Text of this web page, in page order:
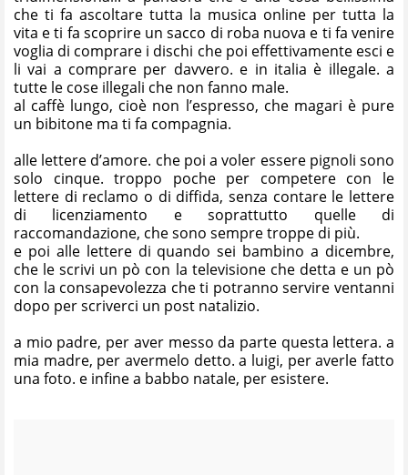
che ti fa ascoltare tutta la musica online per tutta la
vita e ti fa scoprire un sacco di roba nuova e ti fa venire
voglia di comprare i dischi che poi effettivamente esci e
li vai a comprare per davvero. e in italia è illegale. a
tutte le cose illegali che non fanno male.
al caffè lungo, cioè non l’espresso, che magari è pure
un bibitone ma ti fa compagnia.
alle lettere d’amore. che poi a voler essere pignoli sono
solo cinque. troppo poche per competere con le
lettere di reclamo o di diffida, senza contare le lettere
di licenziamento e soprattutto quelle di
raccomandazione, che sono sempre troppe di più.
e poi alle lettere di quando sei bambino a dicembre,
che le scrivi un pò con la televisione che detta e un pò
con la consapevolezza che ti potranno servire ventanni
dopo per scriverci un post natalizio.
a mio padre, per aver messo da parte questa lettera. a
mia madre, per avermelo detto. a luigi, per averle fatto
una foto. e infine a babbo natale, per esistere.